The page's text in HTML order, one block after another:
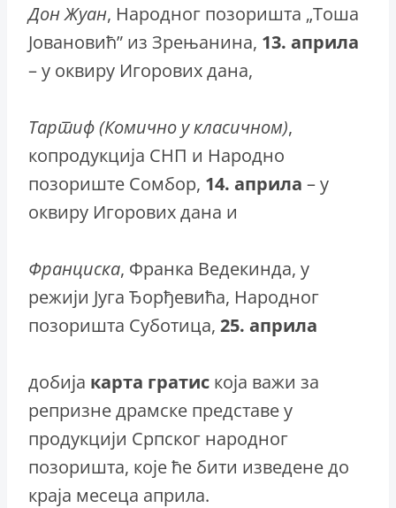
Дон Жуан, Народног позоришта „Тоша
Јовановић” из Зрењанина, 13. априла
– у оквиру Игорових дана,
Тартиф (Комично у класичном),
копродукција СНП и Народно
позориште Сомбор, 14. априла – у
оквиру Игорових дана и
Франциска, Франка Ведекинда, у
режији Југа Ђорђевића, Народног
позоришта Суботица, 25. априла
добија карта гратис која важи за
репризне драмске представе у
продукцији Српског народног
позоришта, које ће бити изведене до
краја месеца априла.